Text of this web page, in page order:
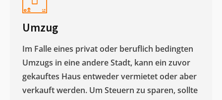
Umzug
Im Falle eines privat oder beruflich bedingten
Umzugs in eine andere Stadt, kann ein zuvor
gekauftes Haus entweder vermietet oder aber
verkauft werden. Um Steuern zu sparen, sollte